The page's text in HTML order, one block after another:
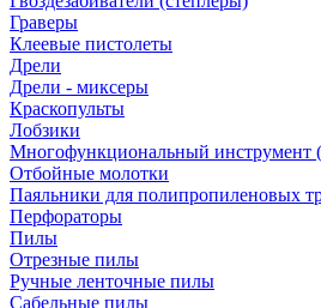
Граверы
Клеевые пистолеты
Дрели
Дрели - миксеры
Краскопульты
Лобзики
Многофункциональный инструмент
Отбойные молотки
Паяльники для полипропиленовых
Перфораторы
Пилы
Отрезные пилы
Ручные ленточные пилы
Сабельные пилы